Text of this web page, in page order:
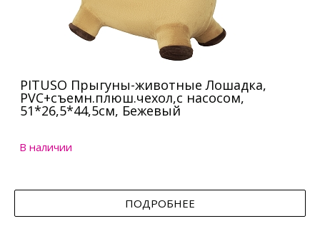
PITUSO Прыгуны-животные Лошадка,
PVC+съемн.плюш.чехол,с насосом,
51*26,5*44,5см, Бежевый
В наличии
ПОДРОБНЕЕ